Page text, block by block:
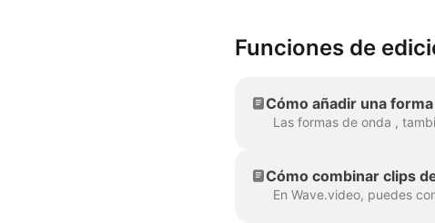
Funciones de
Cómo añadir una
Cómo combinar clips